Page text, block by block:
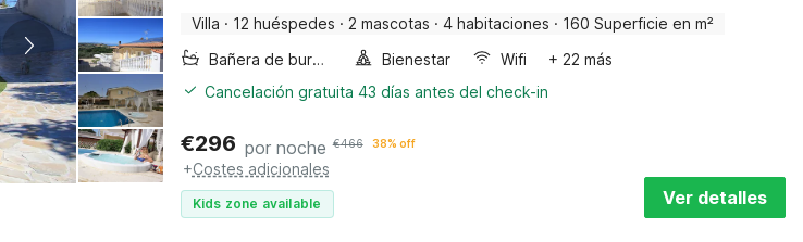
Villa · 12 huéspedes · 2 mascotas · 4 habitaciones · 160 Superficie en m²
Bañera de burbujas
Bienestar Wifi
+ 22 más
Cancelación gratuita 43 días antes del check-in
€296 por noche €466 38% off
+Costes adicionales
Kids zone available Ver detalles